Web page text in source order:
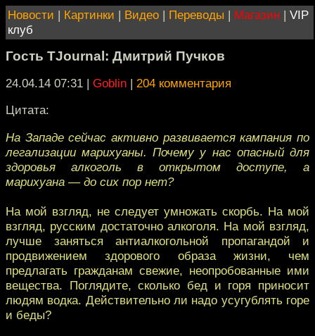
Новости | Картинки | Видео | Переводы | Магазин | VIP
клуб
Гость TJournal: Дмитрий Пучков
24.04.14 07:31 | Goblin | 204 комментария
Цитата:
На Западе сейчас активно развивается кампания по
легализации марихуаны. Почему у нас опасный для
здоровья алкоголь в открытом доступе, а
марихуана — до сих пор нет?
На мой взгляд, не следует умножать скорбь. На мой
взгляд, русским достаточно алкоголя. На мой взгляд,
лучше заняться антиалкогольной пропагандой и
продвижением здорового образа жизни, чем
предлагать гражданам свежие, неопробованные ими
вещества. Поглядите, сколько бед и горя приносит
людям водка. Действительно ли надо усугублять горе
и беды?